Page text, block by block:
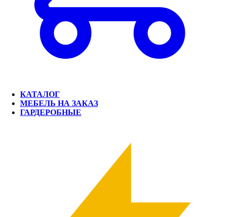
КАТАЛОГ
МЕБЕЛЬ НА ЗАКАЗ
ГАРДЕРОБНЫЕ